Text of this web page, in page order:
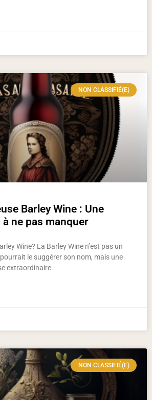
NON CLASSIFIÉ(E)
Barley Wine : Une
ne pas manquer
Wine? La Barley Wine n’est pas un
le suggérer son nom, mais une
extraordinaire.
NON CLASSIFIÉ(E)